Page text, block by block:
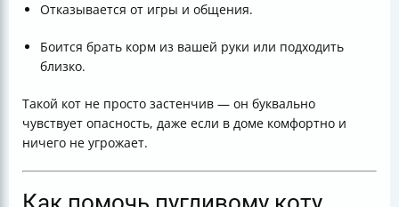
Отказывается от игры и общения.
Боится брать корм из вашей руки или подходить
близко.
Такой кот не просто застенчив — он буквально
чувствует опасность, даже если в доме комфортно и
ничего не угрожает.